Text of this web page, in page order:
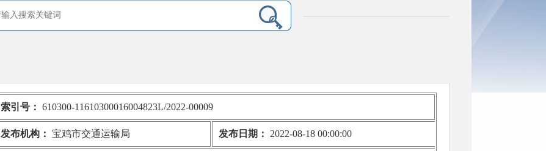
索引号： 610300-11610300016004823L/2022-00009
发布机构： 宝鸡市交通运输局 发布日期： 2022-08-18 00:00:00